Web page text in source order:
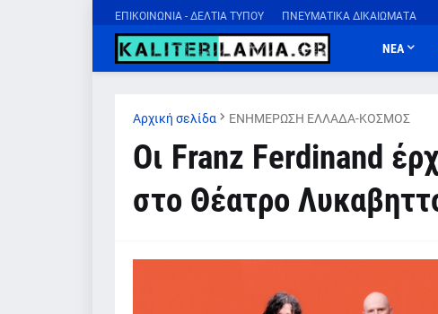
ΕΠΙΚΟΙΝΩΝΙΑ - ΔΕΛΤΙΑ ΤΥΠΟΥ ΠΝΕΥΜΑΤΙΚΑ ΔΙΚΑΙΩΜΑΤΑ
ΝΕΑ
Αρχική σελίδα ΕΝΗΜΕΡΩΣΗ ΕΛΛΑΔΑ-ΚΟΣΜΟΣ
Οι Franz Ferdinand
στο Θέατρο